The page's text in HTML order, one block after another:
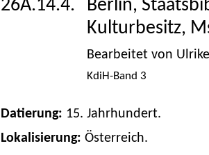
26A.14.4.
Berlin,
Kulturbesitz,
Bearbeitet von
KdiH-Band 3
Datierung: 15. Jahrhundert.
Lokalisierung: Österreich.